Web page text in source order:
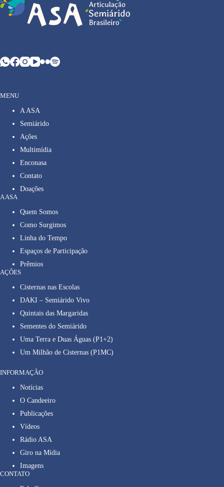
MENU
A ASA
Semiárido
Ações
Multimídia
Enconasa
Contato
Doações
A ASA
Quem Somos
Como Surgimos
Linha do Tempo
Espaços de Participação
Prêmios
AÇÕES
Cisternas nas Escolas
DAKI – Semiárido Vivo
Quintais das Margaridas
Sementes do Semiárido
Uma Terra e Duas Águas (P1+2)
Um Milhão de Cisternas (P1MC)
INFORMAÇÃO
Notícias
O Candeeiro
Publicações
Vídeos
Rádio ASA
Giro na Mídia
Imagens
CONTATO